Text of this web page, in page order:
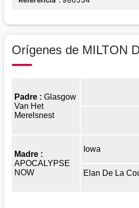
Orígenes de MILTON
Padre : Glasgow
Van Het
Merelsnest
Madre :
APOCALYPSE
NOW
Iowa
Elan De La